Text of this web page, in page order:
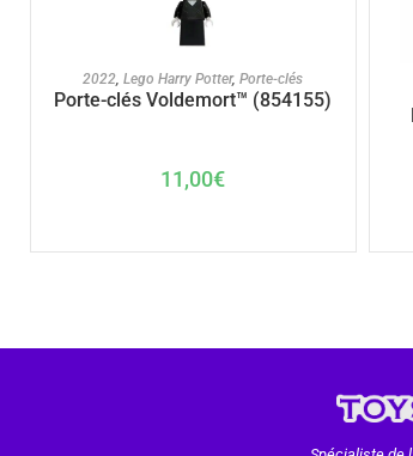
AJOUTER AU PANIER
2022 ,Lego Harry Potter,Porte-clés
Porte-clés Voldemort™ (854155)
11,00€